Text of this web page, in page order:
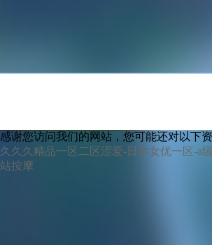
感谢您访问我们的网站，您可能还对以下
久久久精品一区二区涩爱-日本女优一区-a
站按摩